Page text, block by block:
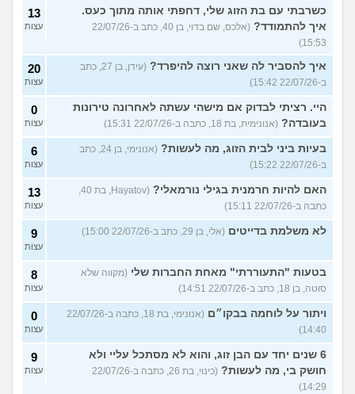
כשרבתי עם בת הזוג שלי, דחפתי אותה מתוך כעס.
איך להתמודד?
(אלכס, שם בדוי, בן 40, כתב ב-22/07/26
15:53)
13
עצות
איך להסביר לה שאני רוצה להיפרד?
(עידן, בן 27, כתב
ב-22/07/26 15:42)
20
עצות
היי. רציתי לבדוק אם מישהי עשתה לאחרונה טירונות
בעובדה? (אנונימית, בת 18, כתבה ב-22/07/26 15:31)
0
עצות
בעיות ביני לבית הזוג, מה לעשות?
(אנונימי, בן 24, כתב
ב-22/07/26 15:22)
6
עצות
האם להיות חרמנית בגילי נורמאלי?
(Hayatov, בת 40,
כתבה ב-22/07/26 15:11)
13
עצות
לא משלמת בדייטים (אלי, בן 29, כתב ב-22/07/26 15:00) 9
עצות
בטעות "התעוררתי" מאחת החברות שלי (מקווה שלא
סוטה, בן 18, כתב ב-22/07/26 14:51)
8
עצות
ויתור על לוחמה בבקו״ם
(אנונימי, בת 18, כתבה ב-22/07/26
14:40)
0
עצות
6 שנים יחד עם הבן זוג, והוא לא מסתכל עליי ולא
חושק בי, מה לעשות?
(כינוי, בת 26, כתבה ב-22/07/26
14:29)
9
עצות